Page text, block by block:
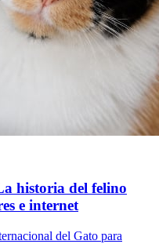
historia del felino
e internet
del Gato para